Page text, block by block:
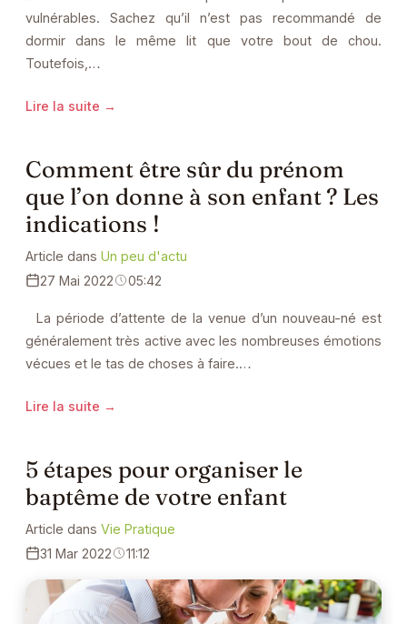
vulnérables. Sachez qu’il n’est pas recommandé de
dormir dans le même lit que votre bout de chou.
Toutefois,…
Lire la suite →
Comment être sûr du prénom
que l’on donne à son enfant ? Les
indications !
Article dans Un peu d'actu
27 Mai 2022
05:42
La période d’attente de la venue d’un nouveau-né est
généralement très active avec les nombreuses émotions
vécues et le tas de choses à faire.…
Lire la suite →
5 étapes pour organiser le
baptême de votre enfant
Article dans Vie Pratique
31 Mar 2022
11:12